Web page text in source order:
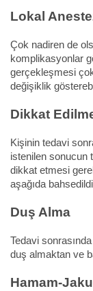
Lokal
Çok nadiren de
komplikasyonlar
gerçekleşmesi
değişiklik
Dikkat
Kişinin tedavi
istenilen sonucun
dikkat etmesi
aşağıda
Duş Alma
Tedavi
duş almaktan ve
Hamam-